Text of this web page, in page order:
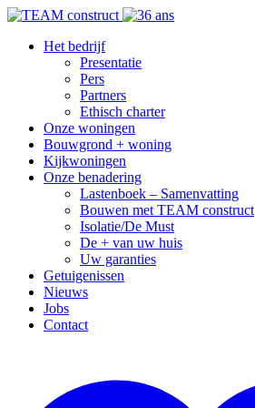
Het bedrijf
Presentatie
Pers
Partners
Ethisch charter
Onze woningen
Bouwgrond + woning
Kijkwoningen
Onze benadering
Lastenboek – Samenvatting
Bouwen met TEAM construct
Isolatie/De Must
De + van uw huis
Uw garanties
Getuigenissen
Nieuws
Jobs
Contact